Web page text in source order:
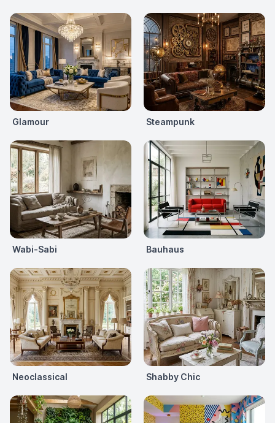
Glamour Steampunk
Wabi-Sabi Bauhaus
Neoclassical Shabby Chic